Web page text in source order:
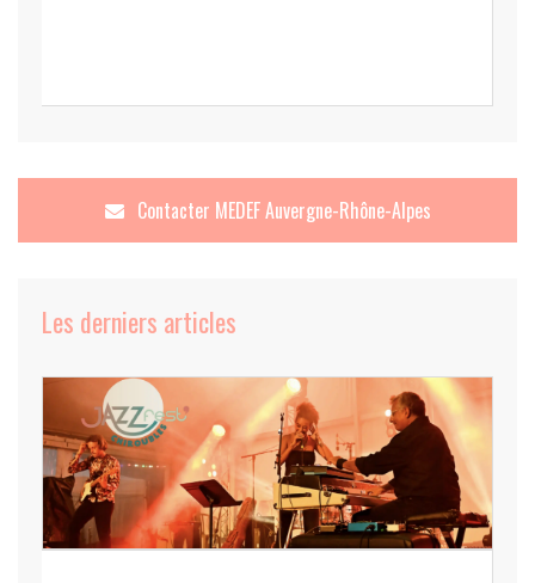
Contacter MEDEF Auvergne-Rhône-Alpes
Les derniers articles